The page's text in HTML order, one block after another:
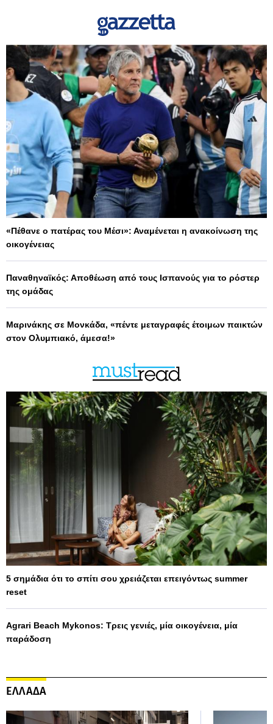
«Πέθανε ο πατέρας του Μέσι»: Αναμένεται η ανακοίνωση της
οικογένειας
Παναθηναϊκός: Αποθέωση από τους Ισπανούς για το ρόστερ
της ομάδας
Μαρινάκης σε Μονκάδα, «πέντε μεταγραφές έτοιμων παικτών
στον Ολυμπιακό, άμεσα!»
5 σημάδια ότι το σπίτι σου χρειάζεται επειγόντως summer
reset
Agrari Beach Mykonos: Τρεις γενιές, μία οικογένεια, μία
παράδοση
ΕΛΛΑΔΑ